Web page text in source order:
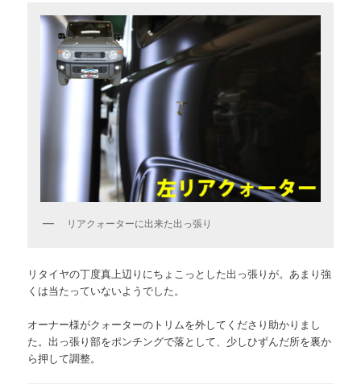
リアクォーターに出来た出っ張り
リタイヤの丁度真上辺りにちょこっとした出っ張りが。あまり強
くは当たっていないようでした。
オーナー様がクォーターのトリムを外してくださり助かりまし
た。出っ張り部をポンチングで落として、少しひずんだ所を裏か
ら押して調整。